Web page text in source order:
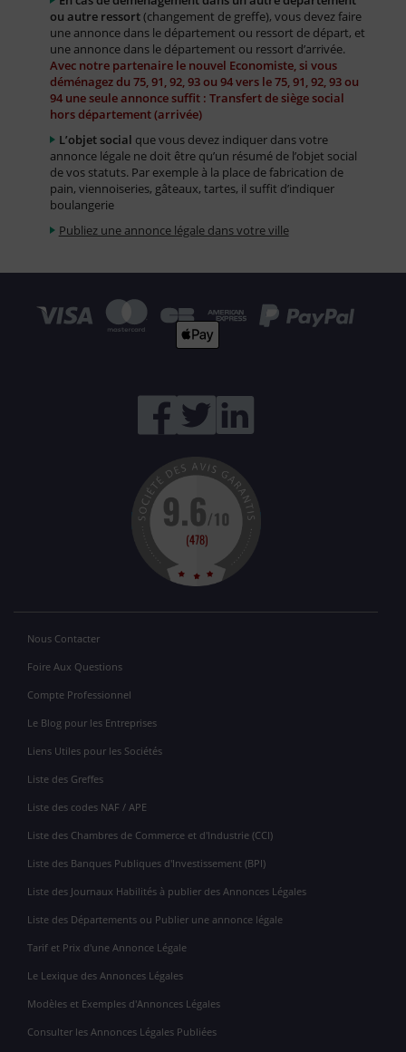
ou autre ressort(changement de greffe), vous devez faire
une annonce dans le département ou ressort de départ, et
une annonce dans le département ou ressort d’arrivée.
Avec notre partenaire le nouvel Economiste, si vous
déménagez du 75, 91, 92, 93 ou 94 vers le 75, 91, 92, 93 ou
94 une seule annonce suffit : Transfert de siège social
hors département (arrivée)
L’objet social que vous devez indiquer dans votre
annonce légale ne doit être qu’un résumé de l’objet social
de vos statuts. Par exemple à la place de fabrication de
pain, viennoiseries, gâteaux, tartes, il suffit d’indiquer
boulangerie
Publiez une annonce légale dans votre ville
Nous Contacter
Foire Aux Questions
Compte Professionnel
Le Blog pour les Entreprises
Liens Utiles pour les Sociétés
Liste des Greffes
Liste des codes NAF / APE
Liste des Chambres de Commerce et d'Industrie (CCI)
Liste des Banques Publiques d'Investissement (BPI)
Liste des Journaux Habilités à publier des Annonces Légales
Liste des Départements ou Publier une annonce légale
Tarif et Prix d'une Annonce Légale
Le Lexique des Annonces Légales
Modèles et Exemples d'Annonces Légales
Consulter les Annonces Légales Publiées